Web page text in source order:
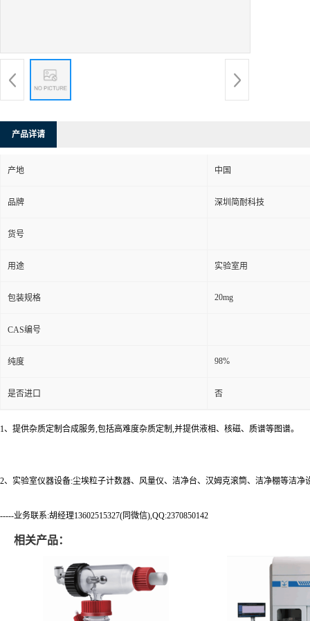
产品详请
产地 中国
品牌 深圳简耐科技
货号
用途 实验室用
包装规格 20mg
CAS编号
纯度 98%
是否进口 否
1、提供杂质定制合成服务,包括高难度杂质定制,并提供液相、核磁、质谱等图谱。
2、实验室仪器设备:尘埃粒子计数器、风量仪、洁净台、汉姆克滚筒、洁净棚等洁
-----业务联系:胡经理13602515327(同微信),QQ:2370850142
相关产品：